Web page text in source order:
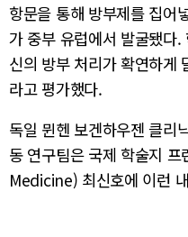
항문을 통해 방부제를 집어
가 중부 유럽에서 발굴됐다
신의 방부 처리가 확연하게
라고 평가했다.
독일 뮌헨 보겐하우젠 클리
동 연구팀은 국제 학술지
Medicine) 최신호에 이런